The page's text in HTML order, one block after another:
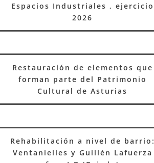
Espacios Industriales , ejercicio
2026
Restauración de elementos que
forman parte del Patrimonio
Cultural de Asturias
Rehabilitación a nivel de barrio:
Ventanielles y Guillén Lafuerza